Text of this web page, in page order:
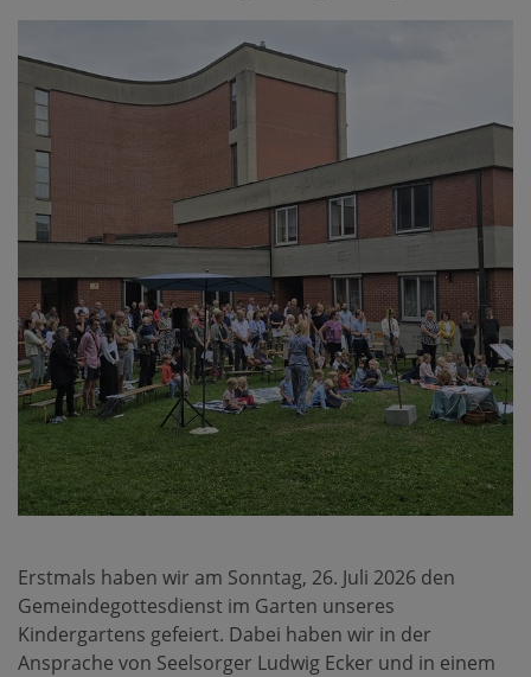
Erstmals haben wir am Sonntag, 26. Juli 2026 den
Gemeindegottesdienst im Garten unseres
Kindergartens gefeiert. Dabei haben wir in der
Ansprache von Seelsorger Ludwig Ecker und in einem